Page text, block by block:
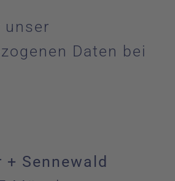
unser
Daten bei
Sennewald